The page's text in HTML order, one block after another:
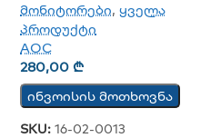
მონიტორები, ყველა
პროდუქტი
AOC
280,00 ₾
ინვოისის მოთხოვნა
SKU: 16-02-0013